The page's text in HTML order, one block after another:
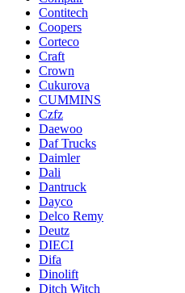
Contitech
Coopers
Corteco
Craft
Crown
Cukurova
CUMMINS
Czfz
Daewoo
Daf Trucks
Daimler
Dali
Dantruck
Dayco
Delco Remy
Deutz
DIECI
Difa
Dinolift
Ditch Witch